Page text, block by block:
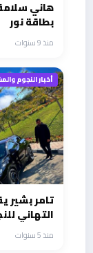
هاني
بطاقة نور
منذ 9 سنوات
أخبار النجوم
تامر بشير
التهاني
باغنيتها
مقلوبة
منذ 5 سنوات